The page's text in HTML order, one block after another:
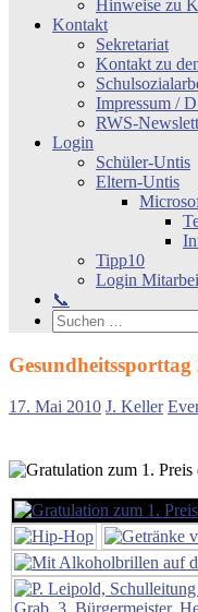
Hinweise zu
Kontakt
Sekretariat
Kontakt zu
Impressum /
RWS-
Login
Schüler-Untis
Eltern-Untis
Tipp10
Login
📞
Search
Suchen
nach:
Gesundheitssporttag
17. Mai 2010 J. Keller